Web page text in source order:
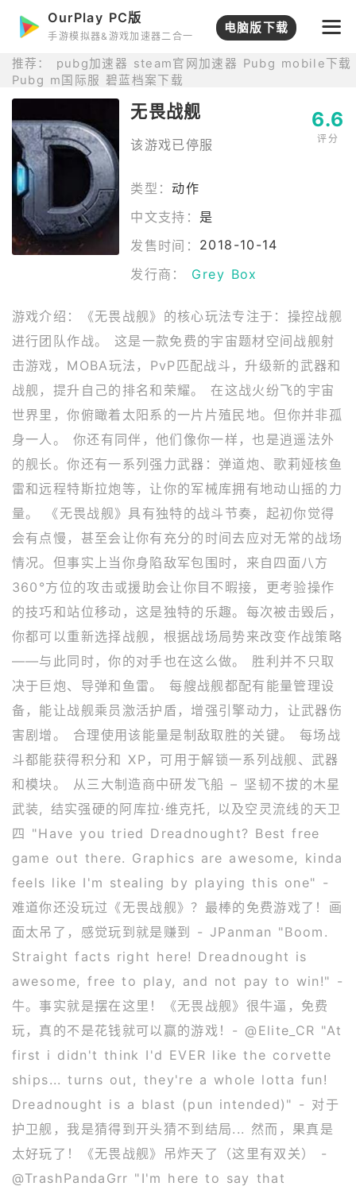
打开APP
推荐： pubg加速器 steam官网加速器 Pubg mobile下载
Pubg m国际服 碧蓝档案下载
OurPlay PC版
手游模拟器&游戏加速器二合一
电脑版下载
无畏战舰
该游戏已停服
6.6
评分
类型：动作
中文支持： 是
发售时间： 2018-10-14
发行商：
Grey Box
游戏介绍：《无畏战舰》的核心玩法专注于：操控战舰
进行团队作战。 这是一款免费的宇宙题材空间战舰射
击游戏，MOBA玩法，PvP匹配战斗，升级新的武器和
战舰，提升自己的排名和荣耀。 在这战火纷飞的宇宙
世界里，你俯瞰着太阳系的一片片殖民地。但你并非孤
身一人。 你还有同伴，他们像你一样，也是逍遥法外
的舰长。你还有一系列强力武器：弹道炮、歌莉娅核鱼
雷和远程特斯拉炮等，让你的军械库拥有地动山摇的力
量。 《无畏战舰》具有独特的战斗节奏，起初你觉得
会有点慢，甚至会让你有充分的时间去应对无常的战场
情况。但事实上当你身陷敌军包围时，来自四面八方
360°方位的攻击或援助会让你目不暇接，更考验操作
的技巧和站位移动，这是独特的乐趣。每次被击毁后，
你都可以重新选择战舰，根据战场局势来改变作战策略
——与此同时，你的对手也在这么做。 胜利并不只取
决于巨炮、导弹和鱼雷。 每艘战舰都配有能量管理设
备，能让战舰乘员激活护盾，增强引擎动力，让武器伤
害剧增。 合理使用该能量是制敌取胜的关键。 每场战
斗都能获得积分和 XP，可用于解锁一系列战舰、武器
和模块。 从三大制造商中研发飞船 – 坚韧不拔的木星
武装, 结实强硬的阿库拉·维克托, 以及空灵流线的天卫
四 "Have you tried Dreadnought? Best free
game out there. Graphics are awesome, kinda
feels like I'm stealing by playing this one" -
难道你还没玩过《无畏战舰》？最棒的免费游戏了！画
面太吊了，感觉玩到就是赚到 - JPanman "Boom.
Straight facts right here! Dreadnought is
awesome, free to play, and not pay to win!" -
牛。事实就是摆在这里！《无畏战舰》很牛逼，免费
玩，真的不是花钱就可以赢的游戏！- @Elite_CR "At
first i didn't think I'd EVER like the corvette
ships... turns out, they're a whole lotta fun!
Dreadnought is a blast (pun intended)" - 对于
护卫舰，我是猜得到开头猜不到结局... 然而，果真是
太好玩了！《无畏战舰》吊炸天了（这里有双关） -
@TrashPandaGrr "I'm here to say that